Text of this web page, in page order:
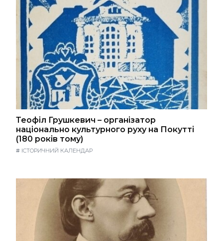
Теофіл Грушкевич – організатор
національно культурного руху на Покутті
(180 років тому)
# ІСТОРИЧНИЙ КАЛЕНДАР